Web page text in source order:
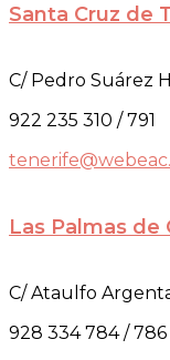
Santa Cruz de
C/ Pedro Suárez
922 235 310 / 791
Las Palmas de
C/ Ataulfo
928 334 784 / 786